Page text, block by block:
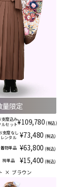
量限定
支度込み
ルセット¥109,780 (税込)
支度なし
レンタル ¥73,480 (税込)
着物単品 ¥63,800 (税込)
袴単品 ¥15,400 (税込)
× ブラウン